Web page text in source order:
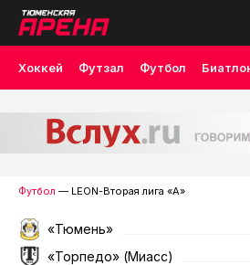
Хоккей Футзал Футбол
Футбол — LEON-Вторая лига «А»
«Тюмень»
«Торпедо» (Миасс)